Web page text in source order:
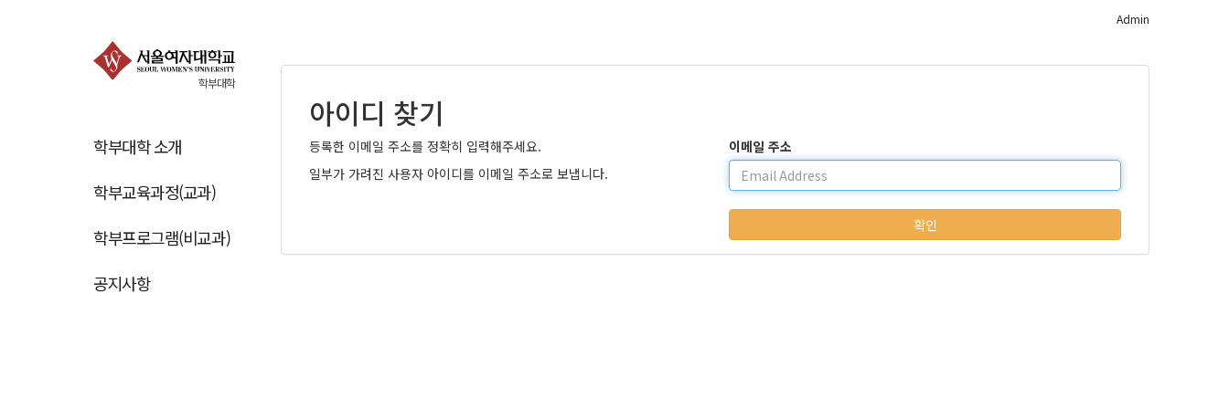
학부대학
학부대학 소개
학부교육과정(교과)
학부프로그램(비교과)
공지사항
Admin
아이디 찾기
등록한 이메일 주소를 정확히 입력해주세요.
일부가 가려진 사용자 아이디를 이메일 주소로 보냅니다.
이메일 주소
확인